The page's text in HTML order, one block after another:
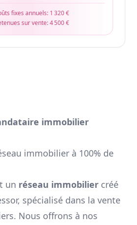
fixes annuels: 1 320 €
sur vente:4 500 €
immobilier
immobilier à 100% de
un réseau immobilier créé
spécialisé dans la vente
Nous offrons à nos